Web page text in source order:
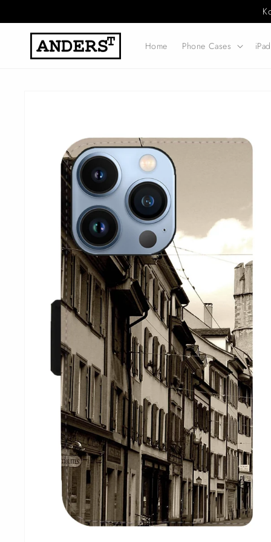
Inhalt
Home Phone Cases